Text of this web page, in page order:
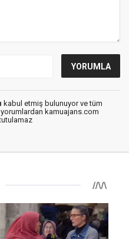
kabul etmiş bulunuyor ve tüm
kamuajans.com